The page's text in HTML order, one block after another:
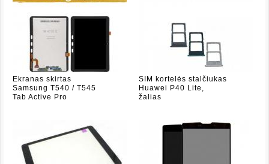
Ekranas skirtas
Samsung T540 / T545
Tab Active Pro
SIM kortelės stalčiukas
Huawei P40 Lite,
žalias